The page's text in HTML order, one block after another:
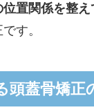
置関係を整え
す。
頭蓋骨矯正